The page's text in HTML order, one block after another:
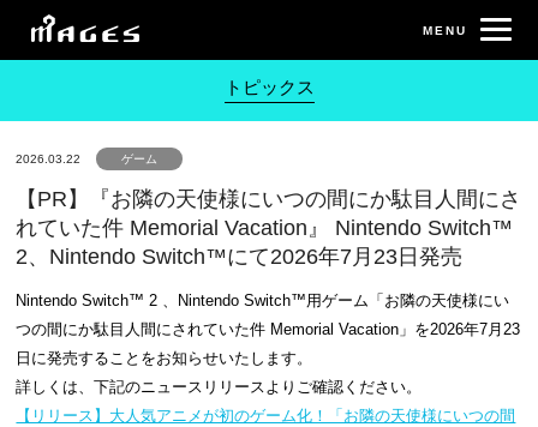
トピックス
2026.03.22 ゲーム
【PR】『お隣の天使様にいつの間にか駄目人間にさ
れていた件 Memorial Vacation』 Nintendo Switch™
2、Nintendo Switch™にて2026年7月23日発売
Nintendo Switch™ 2 、Nintendo Switch™用ゲーム「お隣の天使様にい
つの間にか駄目人間にされていた件 Memorial Vacation」を2026年7月23
日に発売することをお知らせいたします。
詳しくは、下記のニュースリリースよりご確認ください。
【リリース】大人気アニメが初のゲーム化！「お隣の天使様にいつの間